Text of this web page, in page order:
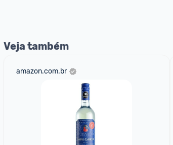
Veja também
amazon.com.br